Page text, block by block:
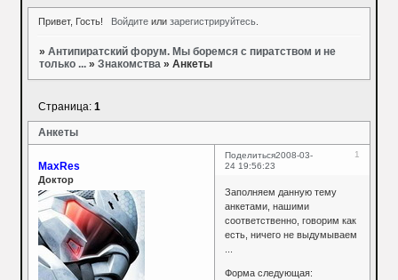
Привет, Гость! Войдитеили зарегистрируйтесь.
»Антипиратский форум. Мы боремся с пиратством и не
только ... »Знакомства »Анкеты
Анкеты
Страница:1
Поделиться 1
2008-03-
24 19:56:23
MaxRes
Доктор
Заполняем данную тему
анкетами, нашими
соответственно, говорим как
есть, ничего не выдумываем
Форма следующая: